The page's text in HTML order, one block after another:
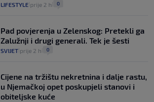
LIFESTYLE prije 2 h 0
Pad povjerenja u Zelenskog: Pretekli ga
Zalužnji i drugi generali. Tek je šesti
SVIJET prije 2 h 0
Cijene na tržištu nekretnina i dalje rastu,
u Njemačkoj opet poskupjeli stanovi i
obiteljske kuće